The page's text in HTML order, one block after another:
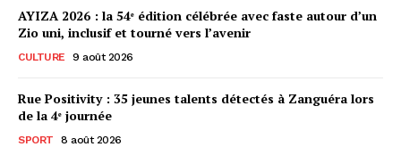
AYIZA 2026 : la 54ᵉ édition célébrée avec faste autour d’un
Zio uni, inclusif et tourné vers l’avenir
CULTURE 9 août 2026
Rue Positivity : 35 jeunes talents détectés à Zanguéra lors
de la 4ᵉ journée
SPORT 8 août 2026